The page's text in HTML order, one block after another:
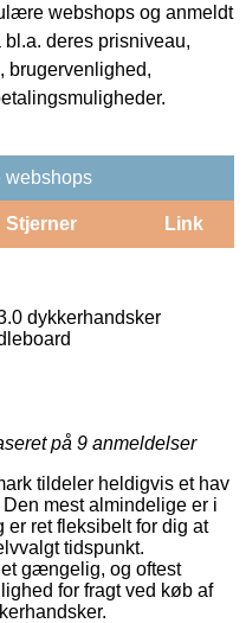
webshops og anmeldt
deres prisniveau,
brugervenlighed,
webshops
Stjerner Link
dykkerhandsker
på 9 anmeldelser
tildeler heldigvis et hav
mest almindelige er i
er ret fleksibelt for dig at
tidspunkt.
gængelig, og oftest
for fragt ved køb af